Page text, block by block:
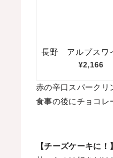
赤の辛口スパークリ
食事の後にチョコレ
【チーズケーキに！】